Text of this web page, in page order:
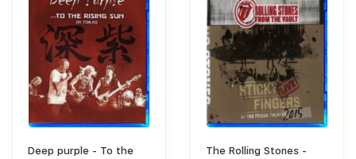
Deep purple - To the
The Rolling Stones -